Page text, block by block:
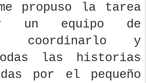
propuso la tarea
un equipo de
coordinarlo y
las historias
por el pequeño